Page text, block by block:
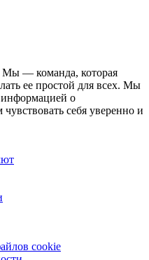
Мы — команда, которая
ее простой для всех. Мы
о
себя уверенно и
cookie